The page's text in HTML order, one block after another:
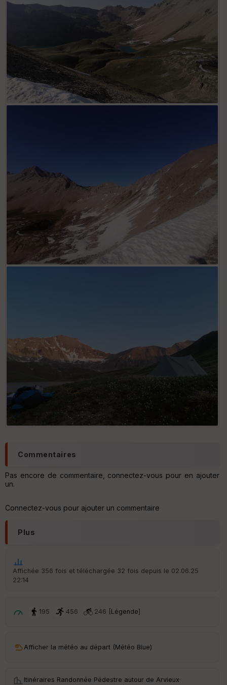
Commentaires
Pas encore de commentaire, connectez-vous pour en ajouter
un.
Connectez-vous pour ajouter un commentaire
Plus
Affichée 356 fois et téléchargée 32 fois depuis le 02.06.25
22:14
195 456 246 [Légende]
Afficher la météo au départ (Météo Blue)
Itinéraires Randonnée Pédestre autour de Arvieux·